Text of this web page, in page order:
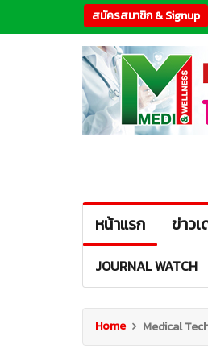
สมัครสมาชิก & Signup
หน้าแรก ข่าวเ
JOURNAL WATCH
Home Medical